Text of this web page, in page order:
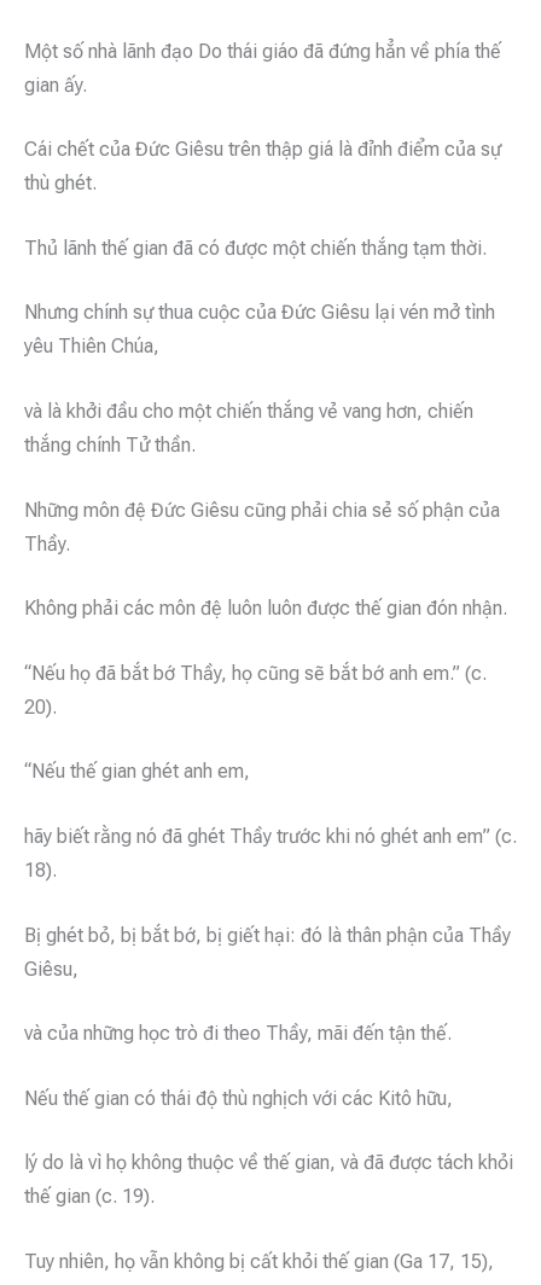
Một số nhà lãnh đạo Do thái giáo đã đứng hẳn về phía thế
gian ấy.
Cái chết của Đức Giêsu trên thập giá là đỉnh điểm của sự
thù ghét.
Thủ lãnh thế gian đã có được một chiến thắng tạm thời.
Nhưng chính sự thua cuộc của Đức Giêsu lại vén mở tình
yêu Thiên Chúa,
và là khởi đầu cho một chiến thắng vẻ vang hơn, chiến
thắng chính Tử thần.
Những môn đệ Đức Giêsu cũng phải chia sẻ số phận của
Thầy.
Không phải các môn đệ luôn luôn được thế gian đón nhận.
“Nếu họ đã bắt bớ Thầy, họ cũng sẽ bắt bớ anh em.” (c.
20).
“Nếu thế gian ghét anh em,
hãy biết rằng nó đã ghét Thầy trước khi nó ghét anh em” (c.
18).
Bị ghét bỏ, bị bắt bớ, bị giết hại: đó là thân phận của Thầy
Giêsu,
và của những học trò đi theo Thầy, mãi đến tận thế.
Nếu thế gian có thái độ thù nghịch với các Kitô hữu,
lý do là vì họ không thuộc về thế gian, và đã được tách khỏi
thế gian (c. 19).
Tuy nhiên, họ vẫn không bị cất khỏi thế gian (Ga 17, 15),